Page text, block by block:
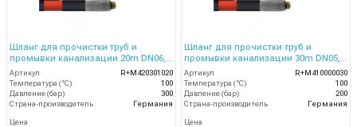
Шланг для прочистки труб и
промывки канализации 20m DN06,
300bar
Артикул
R+M420301020
Температура (°C)
100
Давление (бар)
300
Страна-производитель
Германия
Цена
Шланг для прочистки труб и
промывки канализации 30m DN05,
200bar
Артикул
R+M410000030
Температура (°C)
100
Давление (бар)
200
Страна-производитель
Германия
Цена